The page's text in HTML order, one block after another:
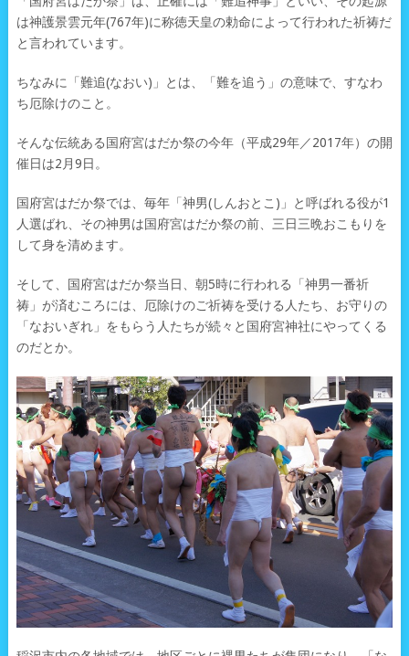
は神護景雲元年(767年)に称徳天皇の勅命によって行われた祈祷だ
と言われています。
ちなみに「難追(なおい)」とは、「難を追う」の意味で、すなわ
ち厄除けのこと。
そんな伝統ある国府宮はだか祭の今年（平成29年／2017年）の開
催日は2月9日。
国府宮はだか祭では、毎年「神男(しんおとこ)」と呼ばれる役が1
人選ばれ、その神男は国府宮はだか祭の前、三日三晩おこもりを
して身を清めます。
そして、国府宮はだか祭当日、朝5時に行われる「神男一番祈
祷」が済むころには、厄除けのご祈祷を受ける人たち、お守りの
「なおいぎれ」をもらう人たちが続々と国府宮神社にやってくる
のだとか。